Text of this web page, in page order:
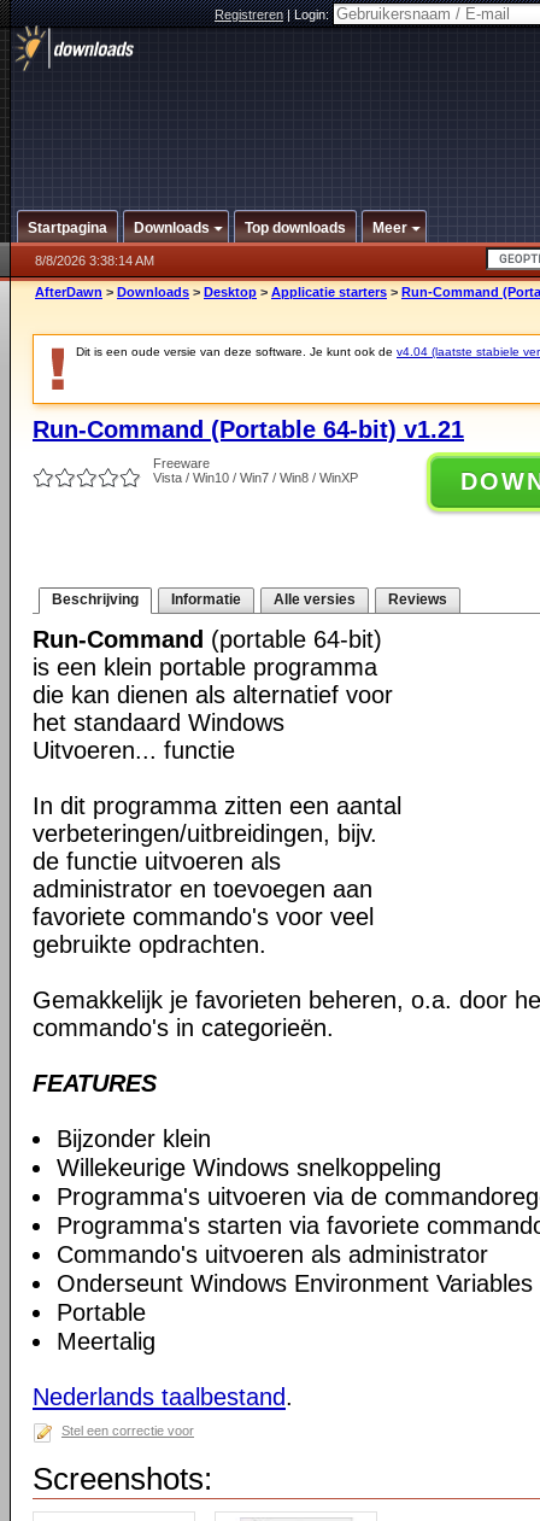
Registreren|Login:
Startpagina Downloads Top downloads Meer
8/8/2026 3:38:14 AM
AfterDawn > Downloads > Desktop > Applicatie starters > Run-Command
Dit is een oude versie van deze software. Je kunt ook de v4.04 (laatste stabiele
Run-Command (Portable 64-bit) v1.21
Freeware
Vista / Win10 / Win7 / Win8 / WinXP
Beschrijving Informatie Alle versies Reviews
Run-Command (portable 64-bit)
is een klein portable programma
die kan dienen als alternatief voor
het standaard Windows
Uitvoeren... functie
In dit programma zitten een aantal
verbeteringen/uitbreidingen, bijv.
de functie uitvoeren als
administrator en toevoegen aan
favoriete commando's voor veel
gebruikte opdrachten.
Gemakkelijk je favorieten beheren, o.a. door
commando's in categorieën.
FEATURES
Bijzonder klein
Willekeurige Windows snelkoppeling
Programma's uitvoeren via de
Programma's starten via favoriete
Commando's uitvoeren als administrator
Onderseunt Windows Environment Variables
Portable
Meertalig
Nederlands taalbestand.
Stel een correctie voor
Screenshots: